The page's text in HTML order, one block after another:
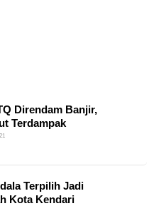
Direndam Banjir,
Terdampak
Terpilih Jadi
Kota Kendari